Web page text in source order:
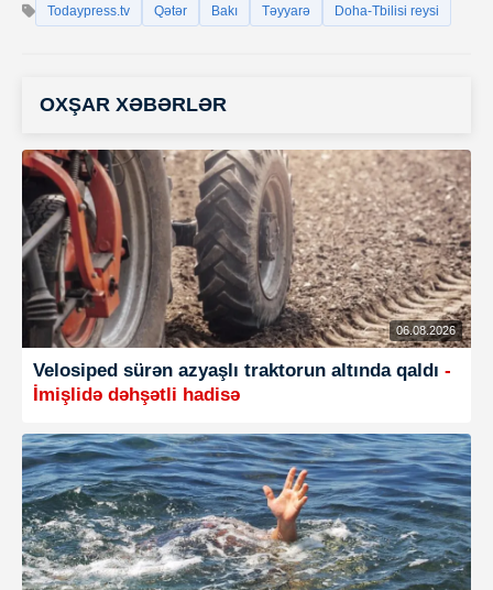
Todaypress.tv Qətər Bakı Təyyarə Doha-Tbilisi reysi
OXŞAR XƏBƏRLƏR
06.08.2026
Velosiped sürən azyaşlı traktorun altında qaldı -
İmişlidə dəhşətli hadisə